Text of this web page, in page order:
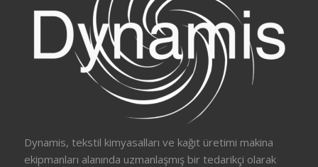
Dynamis, tekstil kimyasalları ve kağıt üretimi makina
ekipmanları alanında uzmanlaşmış bir tedarikçi olarak